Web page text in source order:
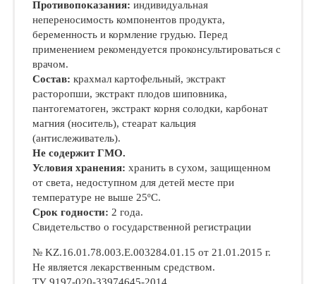
Противопоказания: индивидуальная
непереносимость компонентов продукта,
беременность и кормление грудью. Перед
применением рекомендуется проконсультироваться с
врачом.
Состав: крахмал картофельный, экстракт
расторопши, экстракт плодов шиповника,
пантогематоген, экстракт корня солодки, карбонат
магния (носитель), стеарат кальция
(антислеживатель).
Не содержит ГМО.
Условия хранения: хранить в сухом, защищенном
от света, недоступном для детей месте при
температуре не выше 25ºС.
Срок годности: 2 года.
Свидетельство о государственной регистрации
№ KZ.16.01.78.003.Е.003284.01.15 от 21.01.2015 г.
Не является лекарственным средством.